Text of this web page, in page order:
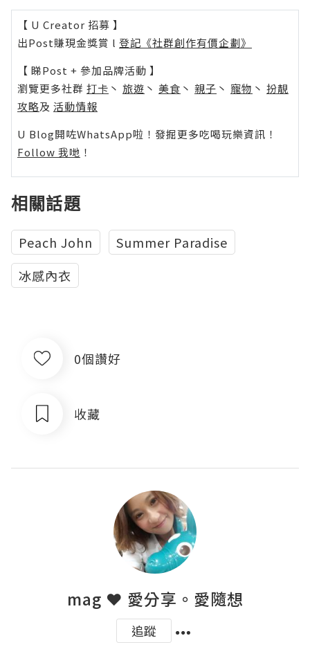
【 U Creator 招募 】
出Post賺現金獎賞 l 登記《社群創作有價企劃》
【 睇Post + 參加品牌活動 】
瀏覽更多社群 打卡 丶 旅遊 丶 美食 丶 親子 丶 寵物 丶 扮靚
攻略及 活動情報
U Blog開咗WhatsApp啦！發掘更多吃喝玩樂資訊！
Follow 我哋 ！
相關話題
Peach John
Summer Paradise
冰感內衣
0個讚好
收藏
mag ❤ 愛分享。愛隨想
追蹤